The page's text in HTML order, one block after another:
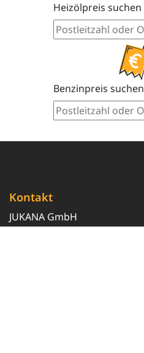
Heizölpreis suchen
Benzinpreis suchen
Kontakt
JUKANA GmbH